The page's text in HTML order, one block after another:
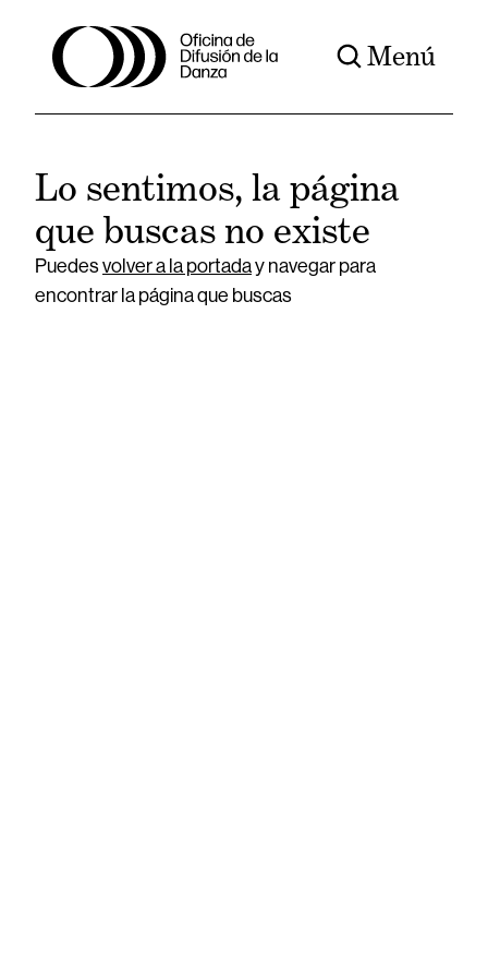
Menú
Lo sentimos, la página
que buscas no existe
Puedesvolver a la portaday navegar para
encontrar la página que buscas